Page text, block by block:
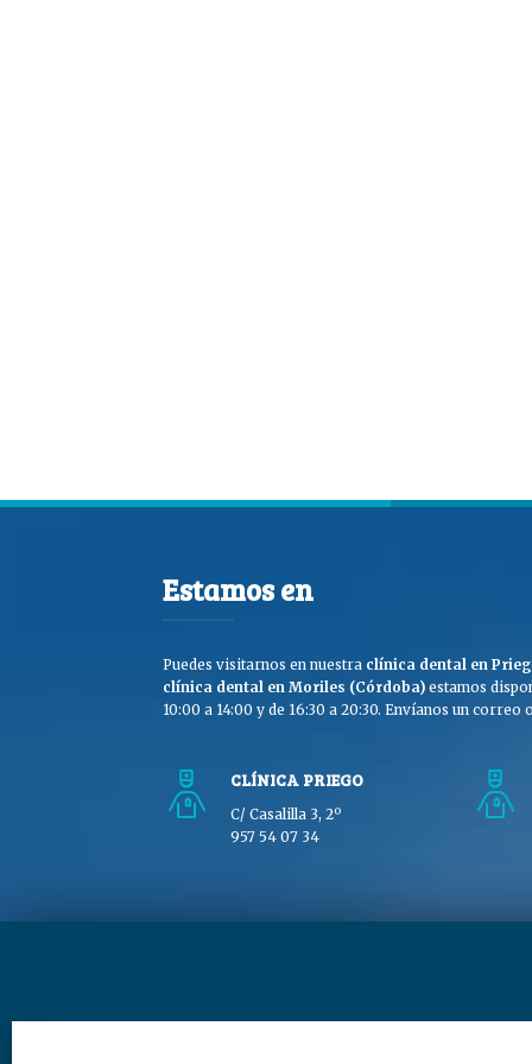
Estamos en
Puedes visitarnos en nuestra clínica dental en
clínica dental en Moriles (Córdoba) estamos
10:00 a 14:00 y de 16:30 a 20:30. Envíanos un correo
CLÍNICA PRIEGO
C/ Casalilla 3, 2º
957 54 07 34